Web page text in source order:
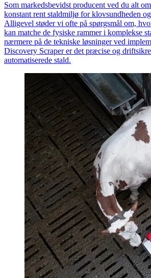
Som markedsbevidst producent ved du alt
konstant rent staldmiljø for klovsundheden
Alligevel støder vi ofte på spørgsmål om,
kan matche de fysiske rammer i komplekse
nærmere på de tekniske løsninger ved
Discovery Scraper er det præcise og
automatiserede stald.